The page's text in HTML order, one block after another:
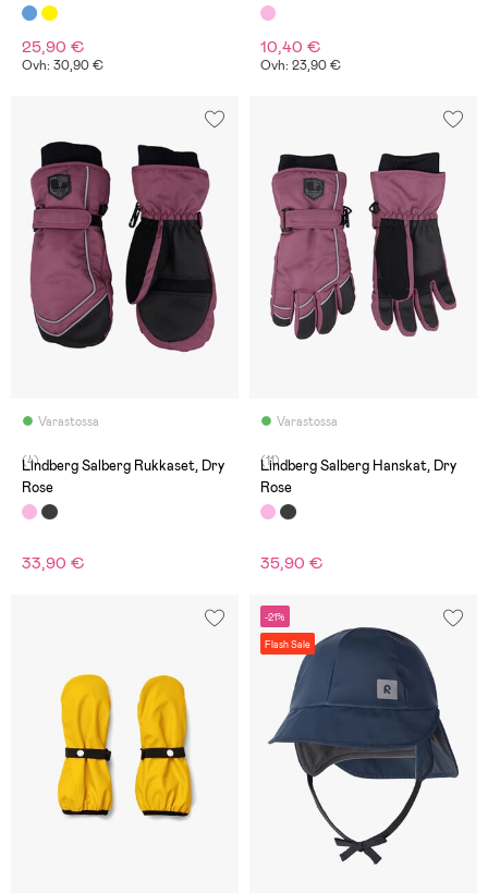
25,90 €
Ovh: 30,90 €
10,40 €
Ovh: 23,90 €
Varastossa
(4)
Lindberg Salberg Rukkaset, Dry
Rose
33,90 €
Varastossa
(11)
Lindberg Salberg Hanskat, Dry
Rose
35,90 €
-21%
Flash Sale